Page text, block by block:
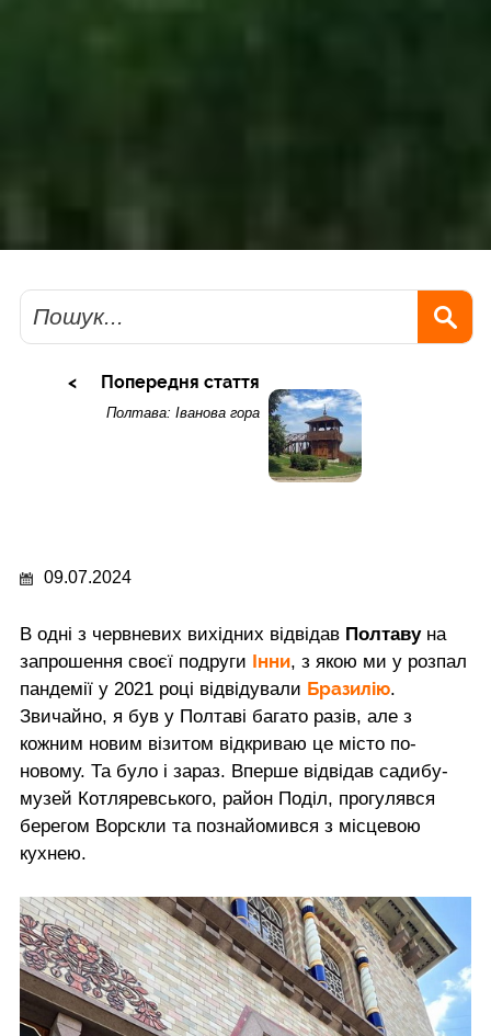
Пошук
Попередня стаття
Полтава: Іванова гора
09.07.2024
В одні з червневих вихідних відвідав Полтаву на
запрошення своєї подруги Інни, з якою ми у розпал
пандемії у 2021 році відвідували Бразилію.
Звичайно, я був у Полтаві багато разів, але з
кожним новим візитом відкриваю це місто по-
новому. Та було і зараз. Вперше відвідав садибу-
музей Котляревського, район Поділ, прогулявся
берегом Ворскли та познайомився з місцевою
кухнею.